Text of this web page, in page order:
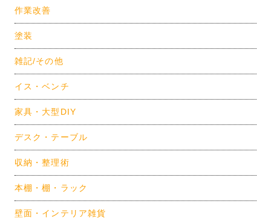
作業改善
塗装
雑記/その他
イス・ベンチ
家具・大型DIY
デスク・テーブル
収納・整理術
本棚・棚・ラック
壁面・インテリア雑貨